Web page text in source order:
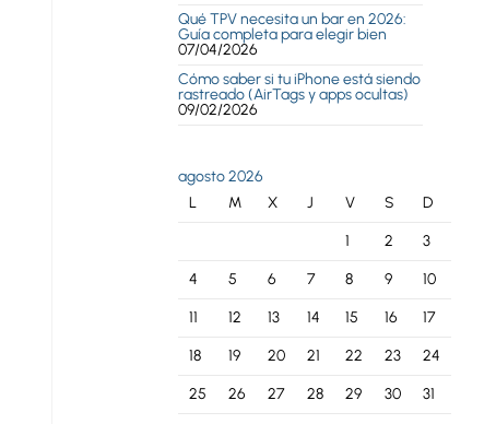
Qué TPV necesita un bar en 2026:
Guía completa para elegir bien
07/04/2026
Cómo saber si tu iPhone está siendo
rastreado (AirTags y apps ocultas)
09/02/2026
agosto 2026
L
M X J V S D
1 2 3
4 5 6 7 8 9 10
11 12 13 14 15 16 17
18 19 20 21 22 23 24
25 26 27 28 29 30 31